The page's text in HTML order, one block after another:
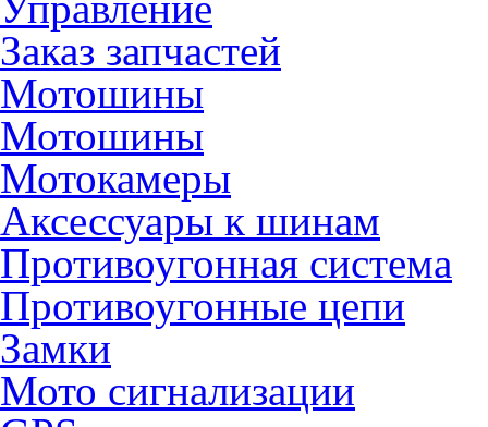
Заказ запчастей
Мотошины
Мотошины
Мотокамеры
Аксессуары к шинам
Противоугонная система
Противоугонные цепи
Замки
Мото сигнализации